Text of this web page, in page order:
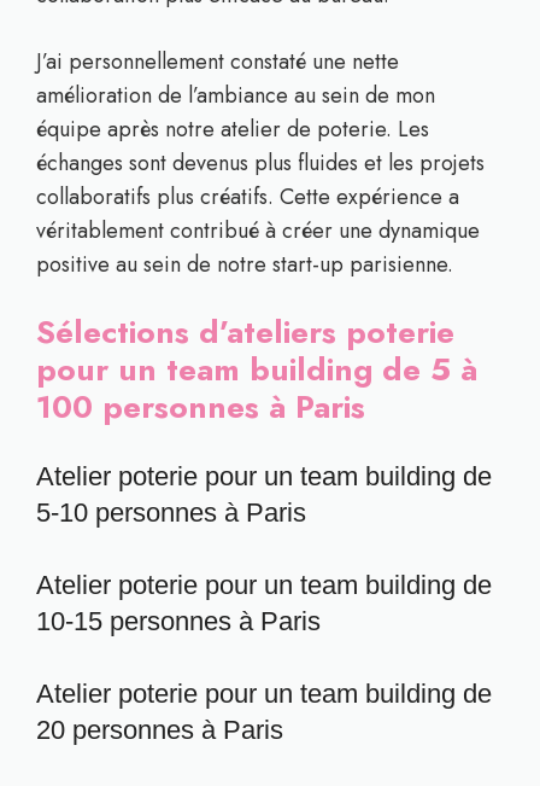
J’ai personnellement constaté une nette
amélioration de l’ambiance au sein de mon
équipe après notre atelier de poterie. Les
échanges sont devenus plus fluides et les projets
collaboratifs plus créatifs. Cette expérience a
véritablement contribué à créer une dynamique
positive au sein de notre start-up parisienne.
Sélections d’ateliers poterie
pour un team building de 5 à
100 personnes à Paris
Atelier poterie pour un team building de
5-10 personnes à Paris
Atelier poterie pour un team building de
10-15 personnes à Paris
Atelier poterie pour un team building de
20 personnes à Paris